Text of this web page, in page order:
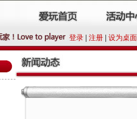
登录 注册 设为桌